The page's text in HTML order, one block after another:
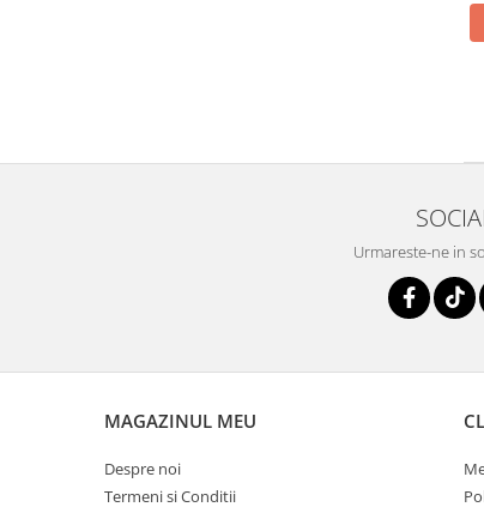
Urmareste-ne in
MAGAZINUL MEU
Despre noi
Termeni si Conditii